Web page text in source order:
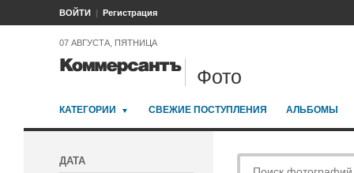
ВОЙТИ Регистрация
07 АВГУСТА, ПЯТНИЦА
Фото
КАТЕГОРИИ СВЕЖИЕ ПОСТУПЛЕНИЯ АЛЬБОМЫ
ДАТА